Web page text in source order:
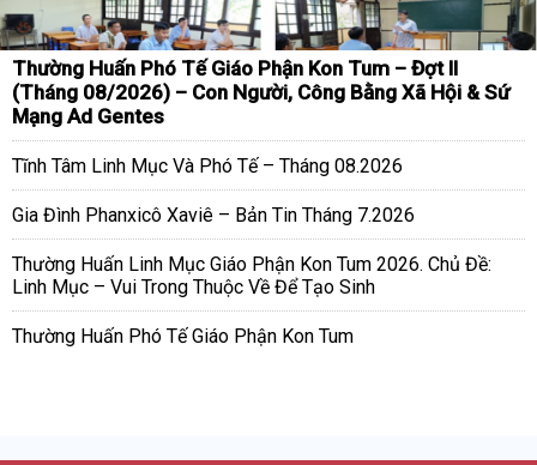
Thường Huấn Phó Tế Giáo Phận Kon Tum – Đợt II
(Tháng 08/2026) – Con Người, Công Bằng Xã Hội & Sứ
Mạng Ad Gentes
Tĩnh Tâm Linh Mục Và Phó Tế – Tháng 08.2026
Gia Đình Phanxicô Xaviê – Bản Tin Tháng 7.2026
Thường Huấn Linh Mục Giáo Phận Kon Tum 2026. Chủ Đề:
Linh Mục – Vui Trong Thuộc Về Để Tạo Sinh
Thường Huấn Phó Tế Giáo Phận Kon Tum